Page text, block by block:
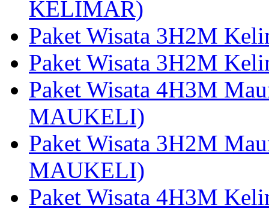
KELIMAR)
Paket Wisata 3H2M
Paket Wisata 3H2M
Paket Wisata 4H3M
MAUKELI)
Paket Wisata 3H2M
MAUKELI)
Paket Wisata 4H3M